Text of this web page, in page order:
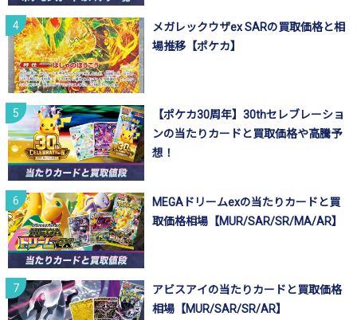
メガレックウザex SARの買取価格と相
場推移【ポケカ】
【ポケカ30周年】30thセレブレーショ
ンの当たりカードと買取価格や高騰予
想！
MEGAドリームexの当たりカードと買
取価格相場【MUR/SAR/SR/MA/AR】
アビスアイの当たりカードと買取価格
相場【MUR/SAR/SR/AR】